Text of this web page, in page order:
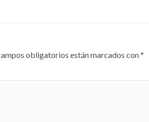
obligatorios están marcados con*